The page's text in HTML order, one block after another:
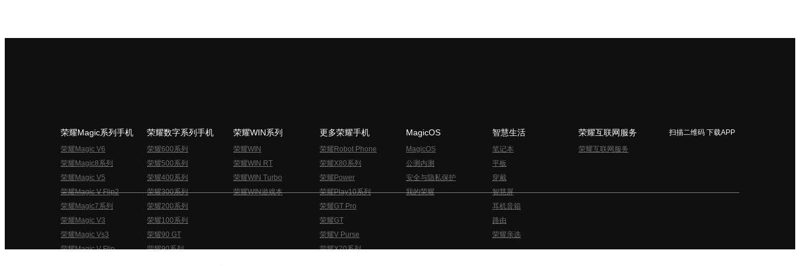
荣耀Magic系列手机
荣耀Magic V6
荣耀Magic8系列
荣耀Magic V5
荣耀Magic V Flip2
荣耀Magic7系列
荣耀Magic V3
荣耀Magic Vs3
荣耀Magic V Flip
荣耀数字系列手机
荣耀600系列
荣耀500系列
荣耀400系列
荣耀300系列
荣耀200系列
荣耀100系列
荣耀90 GT
荣耀90系列
荣耀WIN系列
荣耀WIN
荣耀WIN RT
荣耀WIN Turbo
荣耀WIN游戏本
更多荣耀手机
荣耀Robot Phone
荣耀X80系列
荣耀Power
荣耀Play10系列
荣耀GT Pro
荣耀GT
荣耀V Purse
荣耀X70系列
MagicOS
MagicOS
公测内测
安全与隐私保护
我的荣耀
智慧生活
笔记本
平板
穿戴
智慧屏
耳机音箱
路由
荣耀亲选
荣耀互联网服务
荣耀互联网服务
扫描二维码 下载APP